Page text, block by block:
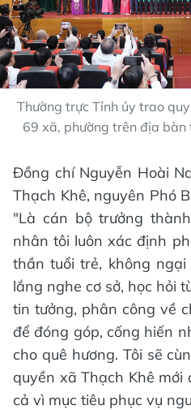
Thường trực Tỉnh ủy trao
69 xã, phường trên địa bàn
Đồng chí Nguyễn Hoài
Thạch Khê, nguyên Phó
"Là cán bộ trưởng
nhân tôi luôn xác định
thần tuổi trẻ, không
lắng nghe cơ sở, học hỏi
tin tưởng, phân công về
để đóng góp, cống hiến
cho quê hương. Tôi sẽ
quyền xã Thạch Khê mới
cả vì mục tiêu phục vụ